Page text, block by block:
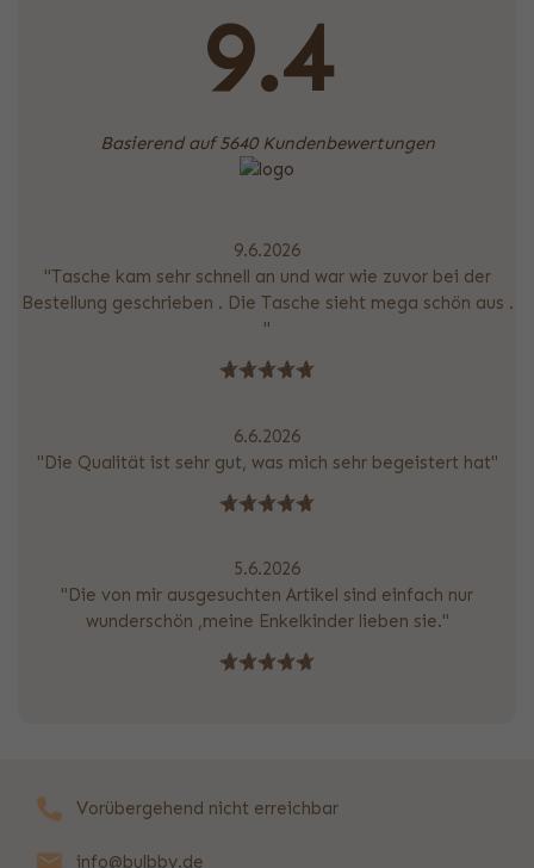
9.4
Basierend auf 5640 Kundenbewertungen
9.6.2026
"Tasche kam sehr schnell an und war wie zuvor bei der
Bestellung geschrieben . Die Tasche sieht mega schön aus .
"
6.6.2026
"Die Qualität ist sehr gut, was mich sehr begeistert hat"
5.6.2026
"Die von mir ausgesuchten Artikel sind einfach nur
wunderschön ,meine Enkelkinder lieben sie."
Vorübergehend nicht erreichbar
info@bulbby.de